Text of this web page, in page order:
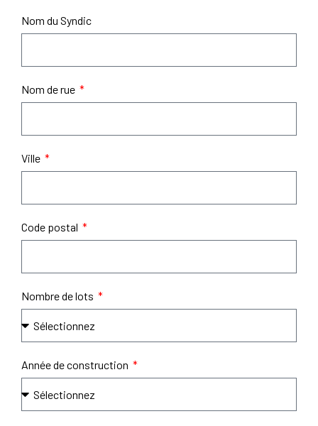
Nom du Syndic
Nom de rue
Ville
Code postal
Nombre de lots
Année de construction